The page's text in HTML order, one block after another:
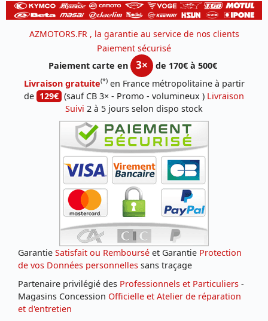
AZMOTORS.FR , la garantie au service de nos clients
Paiement sécurisé
Paiement carte en
3×
de 170€ à 500€
Livraison gratuite(*)en France métropolitaine à partir
de 129€ (sauf CB 3× - Promo - volumineux ) Livraison
Suivi 2 à 5 jours selon dispo stock
Garantie Satisfait ou Remboursé et Garantie Protection
de vos Données personnelles sans traçage
Partenaire privilégié des Professionnels et Particuliers -
Magasins Concession Officielle et Atelier de réparation
et d'entretien